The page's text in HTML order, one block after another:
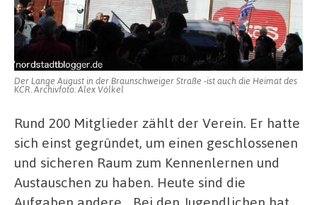
Der Lange August in der Braunschweiger Straße -ist auch die Heimat des
KCR. Archivfoto: Alex Völkel
Rund 200 Mitglieder zählt der Verein. Er hatte
sich einst gegründet, um einen geschlossenen
und sicheren Raum zum Kennenlernen und
Austauschen zu haben. Heute sind die